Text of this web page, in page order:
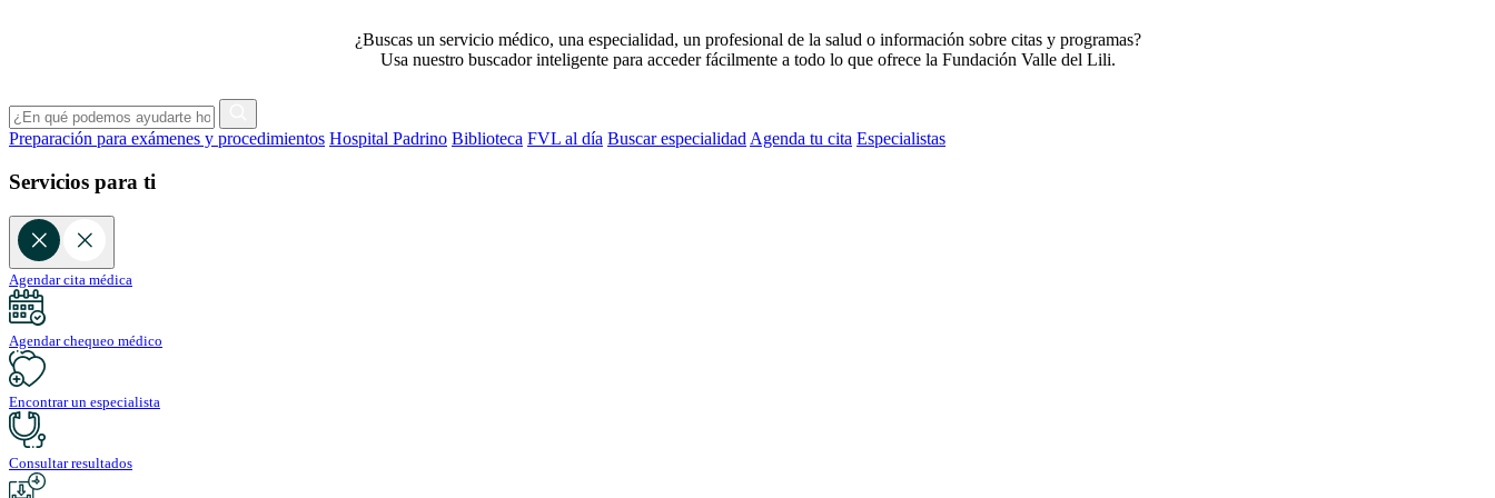
¿Buscas un servicio médico, una especialidad, un profesional de la salud o información sobre citas y programas?
Usa nuestro buscador inteligente para acceder fácilmente a todo lo que ofrece la Fundación Valle del Lili.
Preparación para exámenes y procedimientos Hospital Padrino Biblioteca FVL al día Buscar especialidad Agenda tu cita Especialistas
Servicios para ti
Agendar cita médica
Agendar chequeo médico
Encontrar un especialista
Consultar resultados